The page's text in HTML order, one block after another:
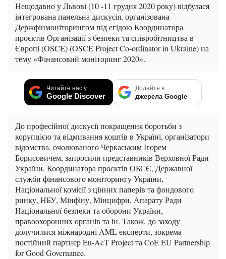
Нещодавно у Львові (10 -11 грудня 2020 року) відбулася
інтегрована панельна дискусія, організована
Держфінмоніторингом під егідою Координатора
проєктів Організації з безпеки та співробітництва в
Європі (OSCE) (OSCE Project Co-ordinator in Ukraine) на
тему «Фінансовий моніторинг 2020».
Читайте нас у
Google Discover
Додайте в
джерела Google
До професійної дискусії покращення боротьби з
корупцією та відмивання коштів в Україні, організатори
відомства, очолюваного Черкаським Ігорем
Борисовичем, запросили представників Верховної Ради
України, Координатора проєктів ОБСЄ, Державної
служби фінансового моніторингу України,
Національної комісії з цінних паперів та фондового
ринку, НБУ, Мінфіну, Мінцифри, Апарату Ради
Національної безпеки та оборони України,
правоохоронних органів та ін. Також, до заходу
долучилися міжнародні AML експерти, зокрема
постійний партнер Eu-AcT Project та CoE EU Partnership
for Good Governance.